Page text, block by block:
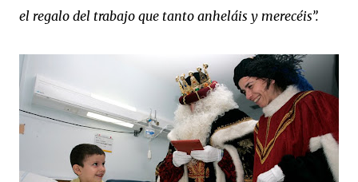
el regalo del trabajo que tanto anheláis y merecéis”.